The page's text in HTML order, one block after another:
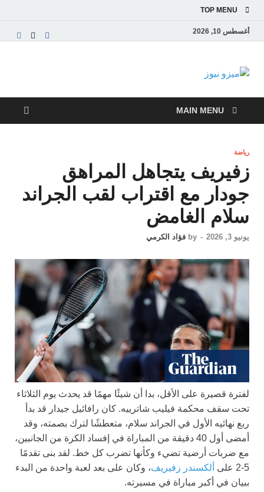
TOP MENU
أغسطس 10, 2026
ميزو نيوز
والاقتصادية
MAIN MENU
رياضة
زفيريف يتجاهل المراهق
جودار مع اقتراب لقب الجراند
سلام الغامض
يونيو 3, 2026 -
by فؤاد الكرمي
لفترة قصيرة على الأقل، بدا أن شيئًا مهمًا قد يحدث يوم الثلاثاء
تحت سقف محكمة فيليب شاترييه. كان رافائيل جيدار قد بدأ
ربع نهائيه الأول في الجراند سلام، متعطشًا لترك بصمته، وقد
أمضى أول 40 دقيقة من المباراة في إفساد الكرة من الجانبين،
مع ضربات أرضية تضيء وكأنها تضرب كل خط. لقد بنى تقدمًا
5-2 على
ألكسندر زفيريف، وكان على بعد لعبة واحدة من البدء
ببيان في أكبر مباراة في مسيرته.